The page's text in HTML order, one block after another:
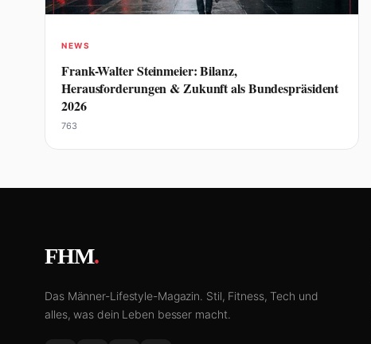
NEWS
Frank-Walter Steinmeier: Bilanz,
Herausforderungen & Zukunft als Bundespräsident
2026
763
FHM.
Das Männer-Lifestyle-Magazin. Stil, Fitness, Tech und
alles, was dein Leben besser macht.